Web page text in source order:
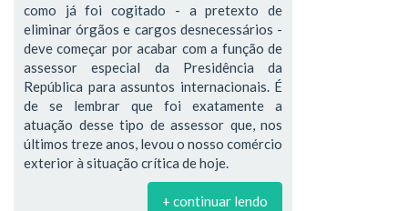
como já foi cogitado - a pretexto de
eliminar órgãos e cargos desnecessários -
deve começar por acabar com a função de
assessor especial da Presidência da
República para assuntos internacionais. É
de se lembrar que foi exatamente a
atuação desse tipo de assessor que, nos
últimos treze anos, levou o nosso comércio
exterior à situação crítica de hoje.
+ continuar lendo